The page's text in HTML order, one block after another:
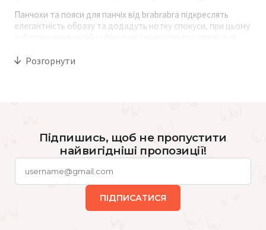
Панчохи та пояси для панчіх від brabrabra підкреслять
елегантність образу та додадуть нотку спокуси, при цьому
завершити будь-який лук, а практичні аксесуари для
У нашому інтернет-магазині представлений широкий
асортимент аксесуарів для всіх розмірів та стилів. Ми
гарантуємо високу якість продукції, швидку доставку по
всій Україні та можливість зручно замовити онлайн.
Оновлюй свій гардероб та роби носіння білизни
максимально комфортним разом із Brabrabra.
Розгорнути
Підпишись, щоб не пропустити
найвигідніші пропозиції!
ПІДПИСАТИСЯ